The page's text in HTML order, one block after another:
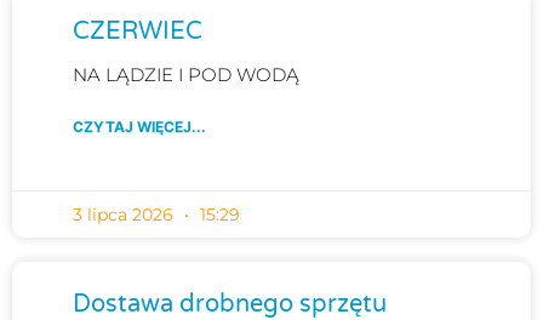
CZERWIEC
NA LĄDZIE I POD WODĄ
CZYTAJ WIĘCEJ...
3 lipca 2026 15:29
Dostawa drobnego sprzętu